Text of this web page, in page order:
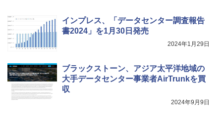
インプレス、「データセンター調査報告
書2024」を1月30日発売
2024年1月29日
ブラックストーン、アジア太平洋地域の
大手データセンター事業者AirTrunkを買
収
2024年9月9日